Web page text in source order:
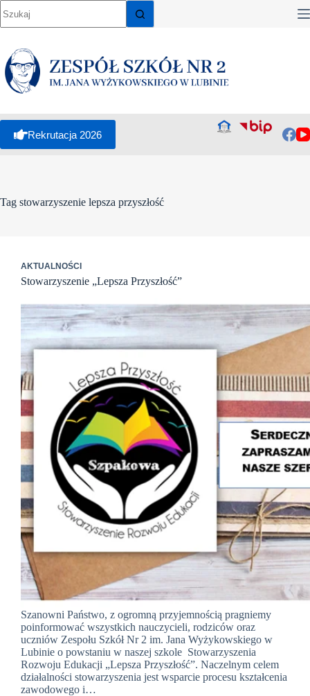
do
treści
Rekrutacja 2026
Tag stowarzyszenie lepsza przyszłość
AKTUALNOŚCI
Stowarzyszenie „Lepsza Przyszłość”
Szanowni Państwo, z ogromną przyjemnością pragniemy
poinformować wszystkich nauczycieli, rodziców oraz
uczniów Zespołu Szkół Nr 2 im. Jana Wyżykowskiego w
Lubinie o powstaniu w naszej szkole Stowarzyszenia
Rozwoju Edukacji „Lepsza Przyszłość”. Naczelnym celem
działalności stowarzyszenia jest wsparcie procesu kształcenia
zawodowego i…